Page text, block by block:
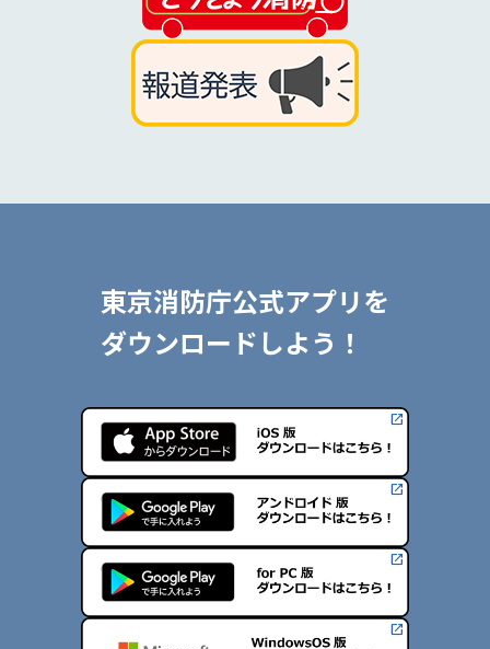
東京消防庁公式アプリを
ダウンロードしよう！